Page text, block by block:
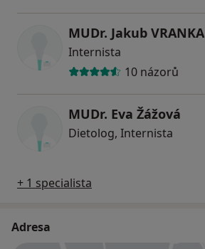
MUDr. Jakub VRANKA
Internista
10 názorů
MUDr. Eva Žážová
Dietolog, Internista
+ 1 specialista
Adresa